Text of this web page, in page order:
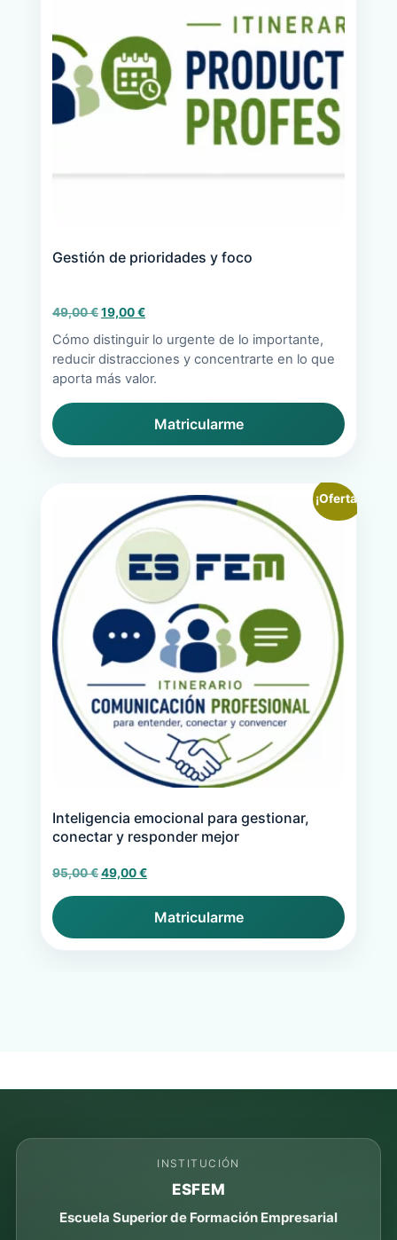
Gestión de prioridades y foco
49,00€El
original
era:
49,00 €.
19,00€El
actual
es:
19,00 €.
Cómo distinguir lo urgente de lo importante,
reducir distracciones y concentrarte en lo que
aporta más valor.
Matricularme
¡Oferta!
Inteligencia emocional para gestionar,
conectar y responder mejor
95,00€El
95,00 €.
49,00€El
es:
49,00 €.
Matricularme
INSTITUCIÓN
ESFEM
Escuela Superior de Formación Empresarial